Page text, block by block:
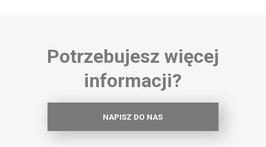
Potrzebujesz więcej
informacji?
NAPISZ DO NAS